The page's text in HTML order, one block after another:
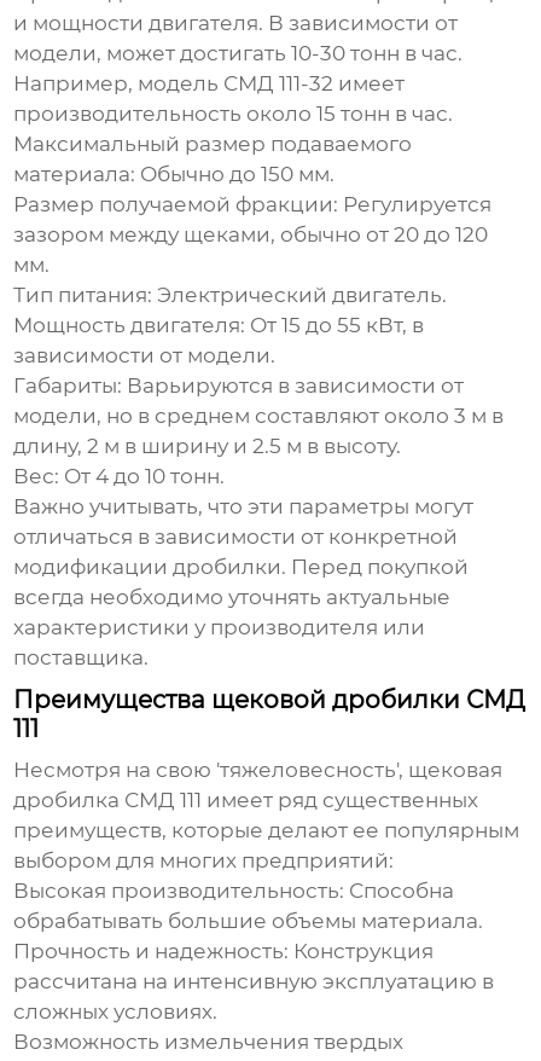
и мощности двигателя. В зависимости от
модели, может достигать 10-30 тонн в час.
Например, модель СМД 111-32 имеет
производительность около 15 тонн в час.
Максимальный размер подаваемого
материала: Обычно до 150 мм.
Размер получаемой фракции: Регулируется
зазором между щеками, обычно от 20 до 120
мм.
Тип питания: Электрический двигатель.
Мощность двигателя: От 15 до 55 кВт, в
зависимости от модели.
Габариты: Варьируются в зависимости от
модели, но в среднем составляют около 3 м в
длину, 2 м в ширину и 2.5 м в высоту.
Вес: От 4 до 10 тонн.
Важно учитывать, что эти параметры могут
отличаться в зависимости от конкретной
модификации дробилки. Перед покупкой
всегда необходимо уточнять актуальные
характеристики у производителя или
поставщика.
Преимущества щековой дробилки СМД
111
Несмотря на свою 'тяжеловесность', щековая
дробилка СМД 111 имеет ряд существенных
преимуществ, которые делают ее популярным
выбором для многих предприятий:
Высокая производительность: Способна
обрабатывать большие объемы материала.
Прочность и надежность: Конструкция
рассчитана на интенсивную эксплуатацию в
сложных условиях.
Возможность измельчения твердых